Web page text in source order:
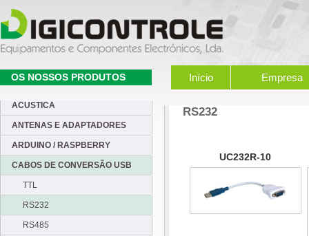
Início Empresa
RS232
UC232R-10
OS NOSSOS PRODUTOS
ACUSTICA
ANTENAS E ADAPTADORES
ARDUINO / RASPBERRY
CABOS DE CONVERSÃO USB
TTL
RS232
RS485